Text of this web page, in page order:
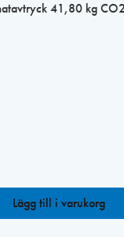
41,80 kg
Lägg till i varukorg